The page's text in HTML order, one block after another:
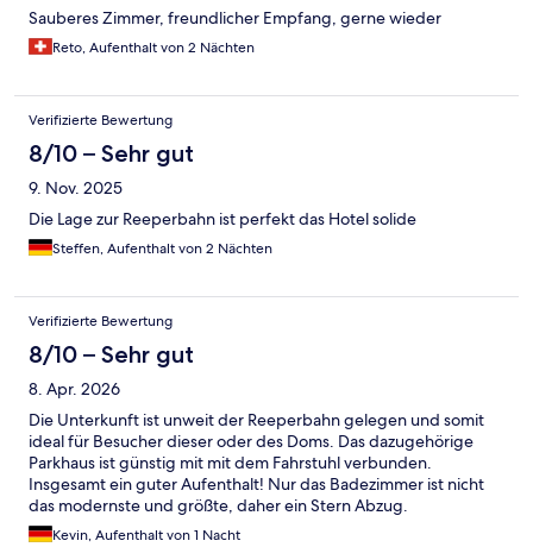
Sauberes Zimmer, freundlicher Empfang, gerne wieder
Reto, Aufenthalt von 2 Nächten
Verifizierte Bewertung
8/10 – Sehr gut
9. Nov. 2025
Die Lage zur Reeperbahn ist perfekt das Hotel solide
Steffen, Aufenthalt von 2 Nächten
Verifizierte Bewertung
8/10 – Sehr gut
8. Apr. 2026
Die Unterkunft ist unweit der Reeperbahn gelegen und somit
ideal für Besucher dieser oder des Doms. Das dazugehörige
Parkhaus ist günstig mit mit dem Fahrstuhl verbunden.
Insgesamt ein guter Aufenthalt! Nur das Badezimmer ist nicht
das modernste und größte, daher ein Stern Abzug.
Kevin, Aufenthalt von 1 Nacht